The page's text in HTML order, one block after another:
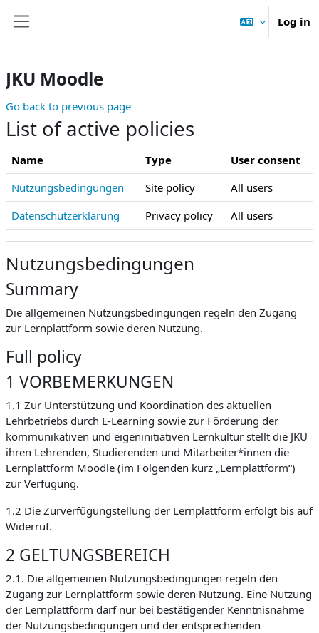
Log in
JKU Moodle
Go back to previous page
List of active policies
Name Type
User consent
Nutzungsbedingungen
Site policy
All users
Datenschutzerklärung
Privacy policy All users
Nutzungsbedingungen
Summary
Die allgemeinen Nutzungsbedingungen regeln den Zugang
zur Lernplattform sowie deren Nutzung.
Full policy
1 VORBEMERKUNGEN
1.1 Zur Unterstützung und Koordination des aktuellen
Lehrbetriebs durch E-Learning sowie zur Förderung der
kommunikativen und eigeninitiativen Lernkultur stellt die JKU
ihren Lehrenden, Studierenden und Mitarbeiter*innen die
Lernplattform Moodle (im Folgenden kurz „Lernplattform“)
zur Verfügung.
1.2 Die Zurverfügungstellung der Lernplattform erfolgt bis auf
Widerruf.
2 GELTUNGSBEREICH
2.1. Die allgemeinen Nutzungsbedingungen regeln den
Zugang zur Lernplattform sowie deren Nutzung. Eine Nutzung
der Lernplattform darf nur bei bestätigender Kenntnisnahme
der Nutzungsbedingungen und der entsprechenden